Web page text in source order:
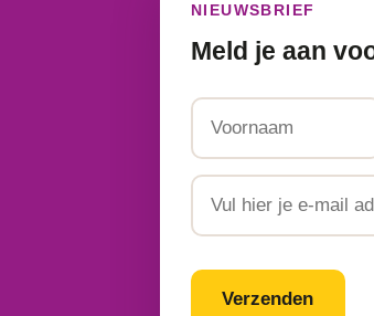
NIEUWSBRIEF
Meld je aan
Voornaam
CAPTCHA